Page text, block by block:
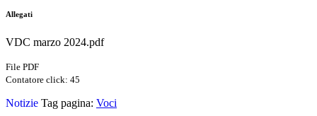
Allegati
VDC marzo 2024.pdf
File PDF
Contatore click: 45
Notizie Tag pagina: Voci